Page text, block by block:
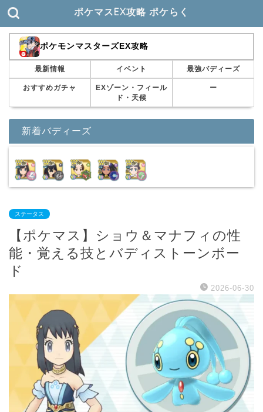
ポケマスEX攻略 ポケらく
ポケモンマスターズEX攻略
最新情報 イベント 最強バディーズ
おすすめガチャ
EXゾーン・フィール
ド・天候
ー
新着バディーズ
ステータス
【ポケマス】ショウ＆マナフィの性
能・覚える技とバディストーンボー
ド
2026-06-30